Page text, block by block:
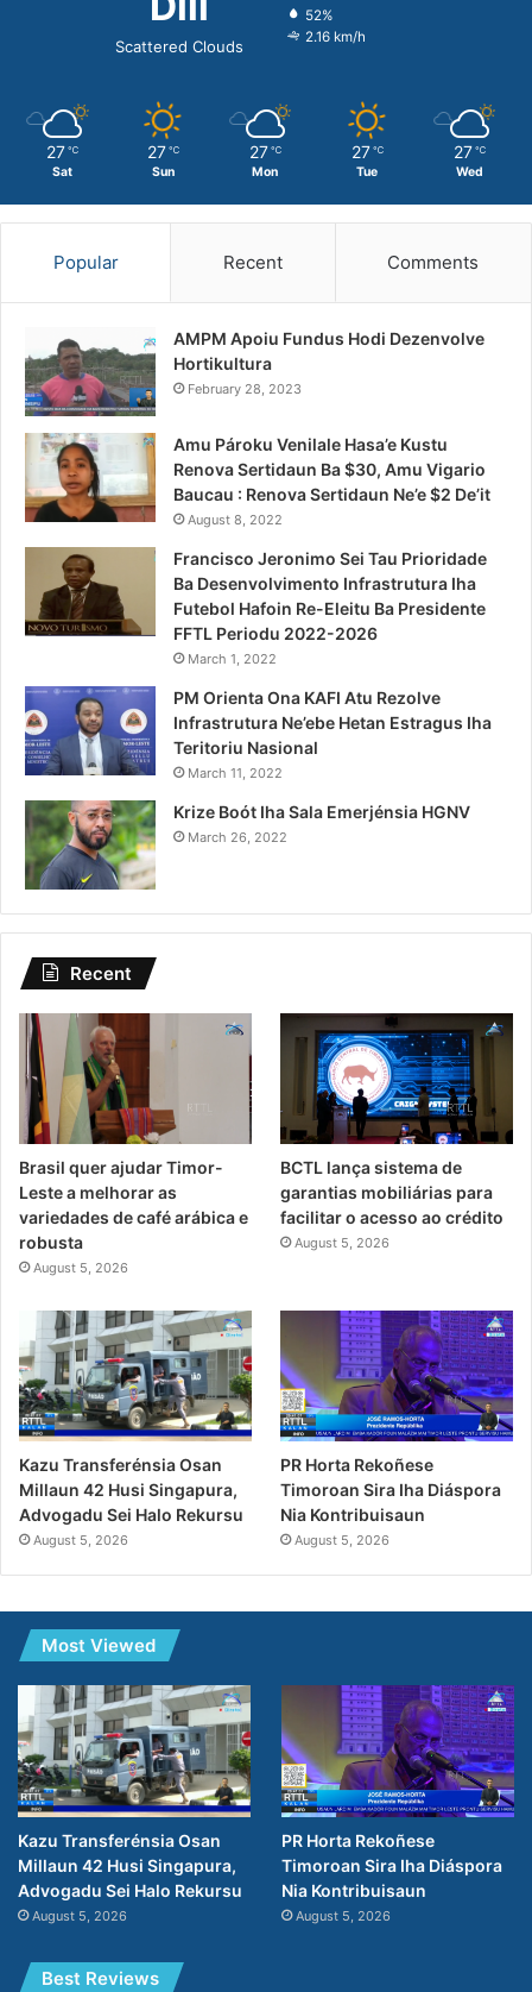
Scattered Clouds
52%
2.16 km/h
27 ℃
Sat
27 ℃
Sun
27 ℃
Mon
27 ℃
Tue
27 ℃
Wed
Popular Recent Comments
AMPM Apoiu Fundus Hodi Dezenvolve
Hortikultura
February 28, 2023
Amu Pároku Venilale Hasa’e Kustu
Renova Sertidaun Ba $30, Amu Vigario
Baucau : Renova Sertidaun Ne’e $2 De’it
August 8, 2022
Francisco Jeronimo Sei Tau Prioridade
Ba Desenvolvimento Infrastrutura Iha
Futebol Hafoin Re-Eleitu Ba Presidente
FFTL Periodu 2022-2026
March 1, 2022
PM Orienta Ona KAFI Atu Rezolve
Infrastrutura Ne’ebe Hetan Estragus Iha
Teritoriu Nasional
March 11, 2022
Krize Boót Iha Sala Emerjénsia HGNV
March 26, 2022
Recent
Brasil quer ajudar Timor-
Leste a melhorar as
variedades de café arábica e
robusta
August 5, 2026
BCTL lança sistema de
garantias mobiliárias para
facilitar o acesso ao crédito
August 5, 2026
Kazu Transferénsia Osan
Millaun 42 Husi Singapura,
Advogadu Sei Halo Rekursu
August 5, 2026
PR Horta Rekoñese
Timoroan Sira Iha Diáspora
Nia Kontribuisaun
August 5, 2026
Most Viewed
Kazu Transferénsia Osan
Millaun 42 Husi Singapura,
Advogadu Sei Halo Rekursu
August 5, 2026
PR Horta Rekoñese
Timoroan Sira Iha Diáspora
Nia Kontribuisaun
August 5, 2026
Best Reviews